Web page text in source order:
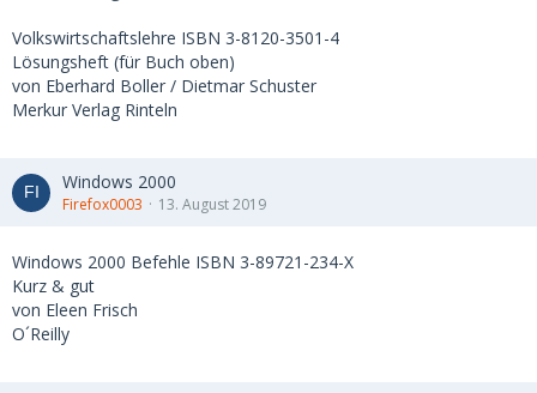
Volkswirtschaftslehre ISBN 3-8120-3501-4
Lösungsheft (für Buch oben)
von Eberhard Boller / Dietmar Schuster
Merkur Verlag Rinteln
Windows 2000
Firefox0003 13. August 2019
Windows 2000 Befehle ISBN 3-89721-234-X
Kurz & gut
von Eleen Frisch
O´Reilly